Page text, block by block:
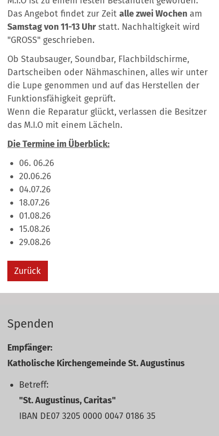
Das Angebot findet zur Zeit alle zwei Wochen am
Samstag von 11-13 Uhrstatt. Nachhaltigkeit wird
"GROSS" geschrieben.
Ob Staubsauger, Soundbar, Flachbildschirme,
Dartscheiben oder Nähmaschinen, alles wir unter
die Lupe genommen und auf das Herstellen der
Funktionsfähigkeit geprüft.
Wenn die Reparatur glückt, verlassen die Besitzer
das M.I.O mit einem Lächeln.
Die Termine im Überblick:
06. 06.26
20.06.26
04.07.26
18.07.26
01.08.26
15.08.26
29.08.26
Zurück
Spenden
Empfänger:
Katholische Kirchengemeinde St. Augustinus
Betreff:
"St. Augustinus, Caritas"
IBAN DE07 3205 0000 0047 0186 35